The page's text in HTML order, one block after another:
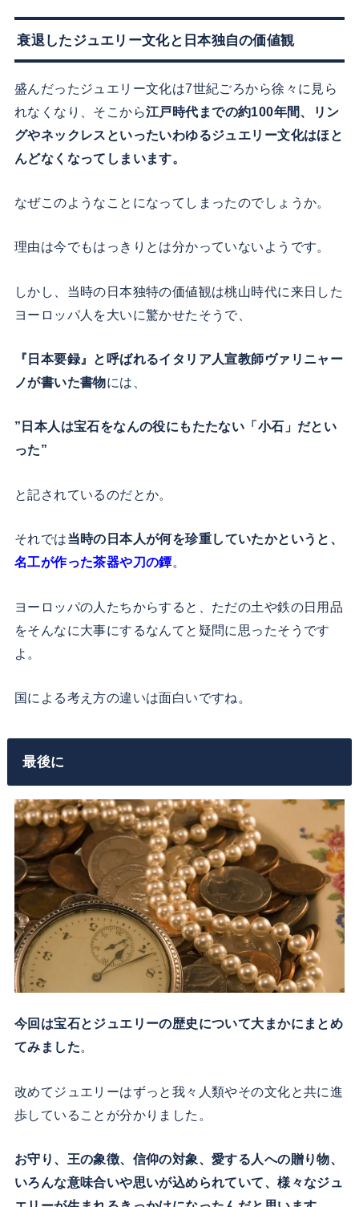
衰退したジュエリー文化と日本独自の価値観
盛んだったジュエリー文化は7世紀ごろから徐々に見ら
れなくなり、そこから江戸時代までの約100年間、リン
グやネックレスといったいわゆるジュエリー文化はほと
んどなくなってしまいます。
なぜこのようなことになってしまったのでしょうか。
理由は今でもはっきりとは分かっていないようです。
しかし、当時の日本独特の価値観は桃山時代に来日した
ヨーロッパ人を大いに驚かせたそうで、
『日本要録』と呼ばれるイタリア人宣教師ヴァリニャー
ノが書いた書物には、
”日本人は宝石をなんの役にもたたない「小石」だとい
った”
と記されているのだとか。
それでは当時の日本人が何を珍重していたかというと、
名工が作った茶器や刀の鐔。
ヨーロッパの人たちからすると、ただの土や鉄の日用品
をそんなに大事にするなんてと疑問に思ったそうです
よ。
国による考え方の違いは面白いですね。
最後に
今回は宝石とジュエリーの歴史について大まかにまとめ
てみました。
改めてジュエリーはずっと我々人類やその文化と共に進
歩していることが分かりました。
お守り、王の象徴、信仰の対象、愛する人への贈り物、
いろんな意味合いや思いが込められていて、様々なジュ